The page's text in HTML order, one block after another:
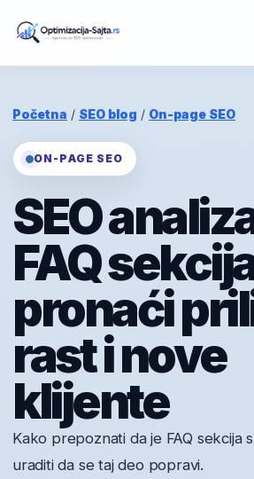
Početna / SEO blog / On-page SEO
ON-PAGE SEO
SEO
FAQ
pronaći
rast i nove
klijente
Kako prepoznati da je FAQ sekcija
uraditi da se taj deo popravi.